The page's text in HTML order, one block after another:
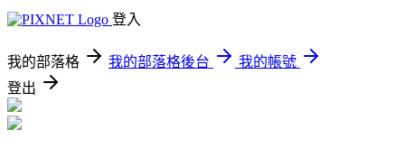
登入
我的部落格 我的部落格後台
我的帳號
登出